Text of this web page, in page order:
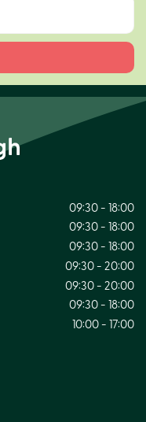
09:30 - 18:00
09:30 - 18:00
09:30 - 18:00
09:30 - 20:00
09:30 - 20:00
09:30 - 18:00
10:00 - 17:00